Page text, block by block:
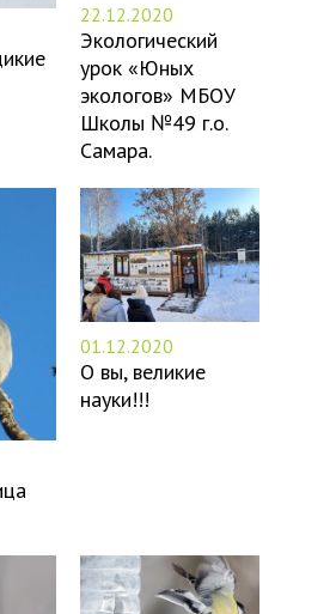
22.12.2020
Экологический
урок «Юных
экологов» МБОУ
Школы №49 г.о.
Самара.
01.12.2020
О вы, великие
науки!!!